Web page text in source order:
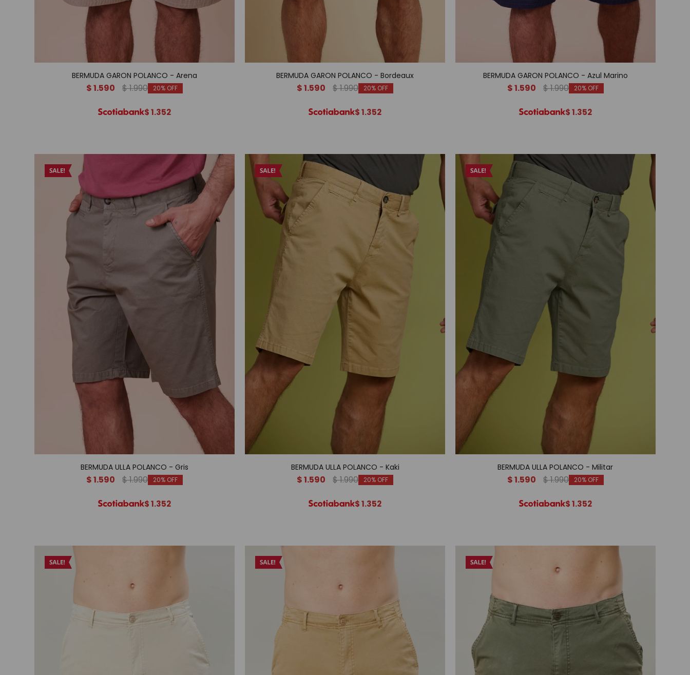
BERMUDA GARON POLANCO - Arena
$1.590 $1.990 20
$1.352
BERMUDA GARON POLANCO - Bordeaux
$1.590 $1.990 20
$1.352
BERMUDA GARON POLANCO - Azul Marino
$1.590 $1.990 20
$1.352
BERMUDA ULLA POLANCO - Gris
$1.590 $1.990 20
$1.352
BERMUDA ULLA POLANCO - Kaki
$1.590 $1.990 20
$1.352
BERMUDA ULLA POLANCO - Militar
$1.590 $1.990 20
$1.352